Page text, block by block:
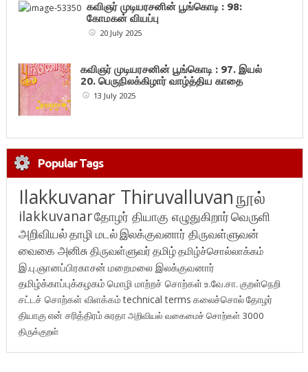
கவிஞர் முடியரசனின் பூங்கொடி : 98:
கோமகன் வியப்பு
20 July 2025
கவிஞர் முடியரசனின் பூங்கொடி : 97. இயல்
20. பெருநிலக்கிழார் வாழ்த்திய காதை
13 July 2025
Popular Tags
Ilakkuvanar Thiruvalluvanநூல்
ilakkuvanarதோழர் தியாகு எழுதுகிறார்வெருளி
அறிவியல்தாழி மடல்இலக்குவனார் திருவள்ளுவன்
வைகை அனிசுதிருவள்ளுவர்தமிழ்தமிழ்ச்சொல்லாக்கம்
இ.பு.ஞானப்பிரகாசன் மறைமலை இலக்குவனார்
தமிழ்க்காப்புக்கழகம் மொழி மாற்றச் சொற்கள்உ.வே.சா. குறள்நெறி
சட்டச் சொற்கள் விளக்கம்technical terms கலைச்சொல்தோழர்
தியாகுஎன் சரித்திரம்சுரதாஅறிவியல் வகைமைச் சொற்கள் 3000
திருக்குறள்